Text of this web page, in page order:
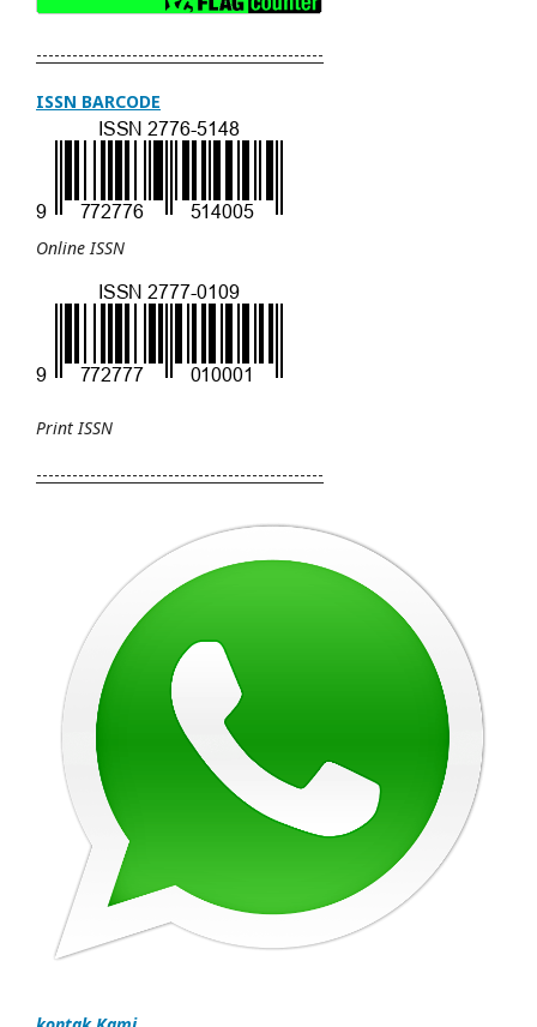
------------------------------------------------
ISSN BARCODE
Online ISSN
PrintISSN
------------------------------------------------